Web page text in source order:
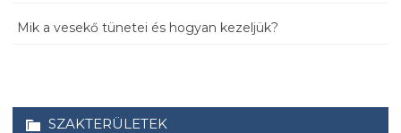
Mik a vesekő tünetei és hogyan kezeljük?
SZAKTERÜLETEK